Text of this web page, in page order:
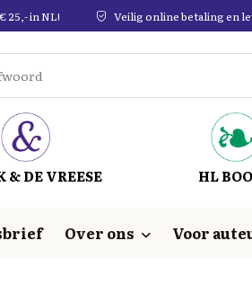
25,- in NL! Veilig online betaling en
& DE VREESE HL
Over ons Voor